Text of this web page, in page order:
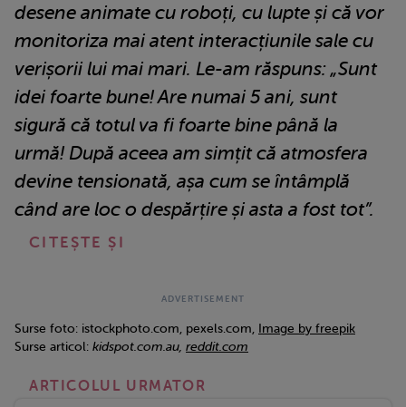
desene animate cu roboți, cu lupte și că vor
monitoriza mai atent interacțiunile sale cu
verișorii lui mai mari. Le-am răspuns: „Sunt
idei foarte bune! Are numai 5 ani, sunt
sigură că totul va fi foarte bine până la
urmă! După aceea am simțit că atmosfera
devine tensionată, așa cum se întâmplă
când are loc o despărțire și asta a fost tot”.
Surse foto: istockphoto.com, pexels.com,
Image by freepik
Surse articol: kidspot.com.au, reddit.com
ARTICOLUL URMATOR